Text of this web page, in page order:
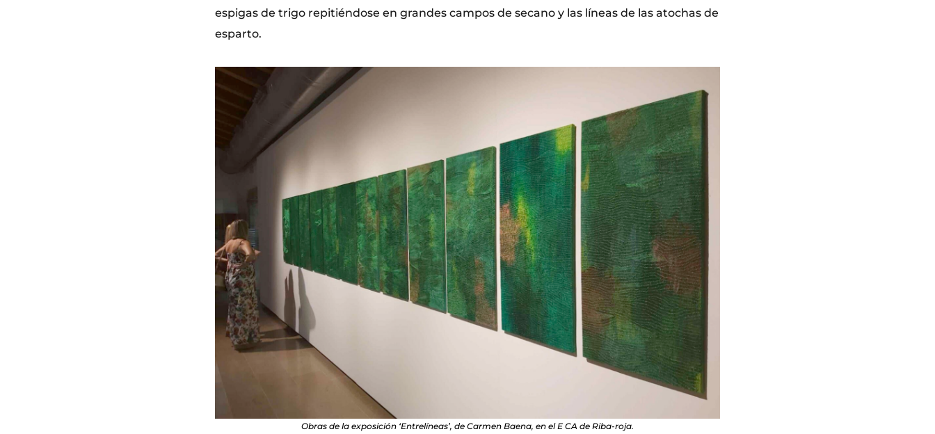
espigas de trigo repitiéndose en grandes campos de secano y las líneas de las atochas de
esparto.
Obras de la exposición ‘Entrelíneas’, de Carmen Baena, en el E CA de Riba-roja.